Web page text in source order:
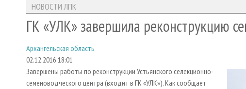
НОВОСТИ ЛПК
ГК «УЛК» завершила реконструкцию
Архангельская область
02.12.2016 18:01
Завершены работы по реконструкции Устьянского селекционно-
семеноводческого центра (входит в ГК «УЛК»). Как сообщает